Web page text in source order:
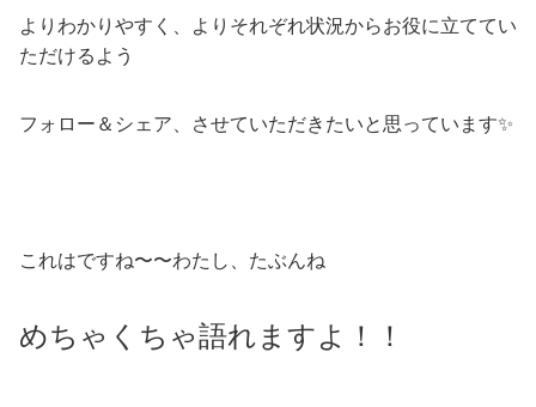
よりわかりやすく、よりそれぞれ状況からお役に立ててい
ただけるよう
フォロー＆シェア、させていただきたいと思っています✨
これはですね〜〜わたし、たぶんね
めちゃくちゃ語れますよ！！